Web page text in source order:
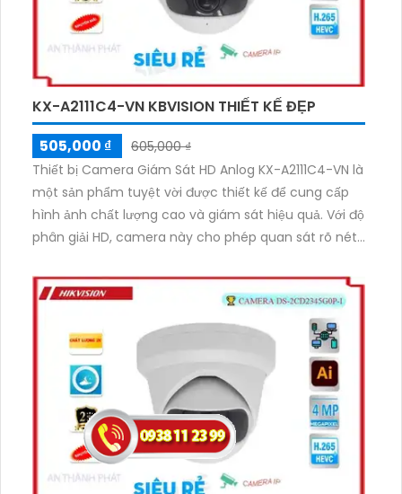
KX-A2111C4-VN KBVISION THIẾT KẾ ĐẸP
505,000 ₫
605,000 ₫
Thiết bị Camera Giám Sát HD Anlog KX-A2111C4-VN là
một sản phẩm tuyệt vời được thiết kế để cung cấp
hình ảnh chất lượng cao và giám sát hiệu quả. Với độ
phân giải HD, camera này cho phép quan sát rõ nét
thông minh như chống ngược sáng, hồng ngoại,
chống thời tiết, độ nhạy cao và khả năng chống bụi,
chống nước, thích hợp sử dụng cho đa dạng môi
trường. Đặc biệt, thiết bị cung cấp hệ thống giám sát
an ninh tuyệt vời cho ngôi nhà, văn phòng, nhà
xưởng hay bất kỳ không gian nào khác.